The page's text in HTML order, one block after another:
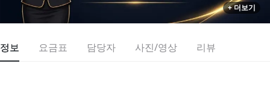
+ 더보기
정보 요금표 담당자 사진/영상 리뷰